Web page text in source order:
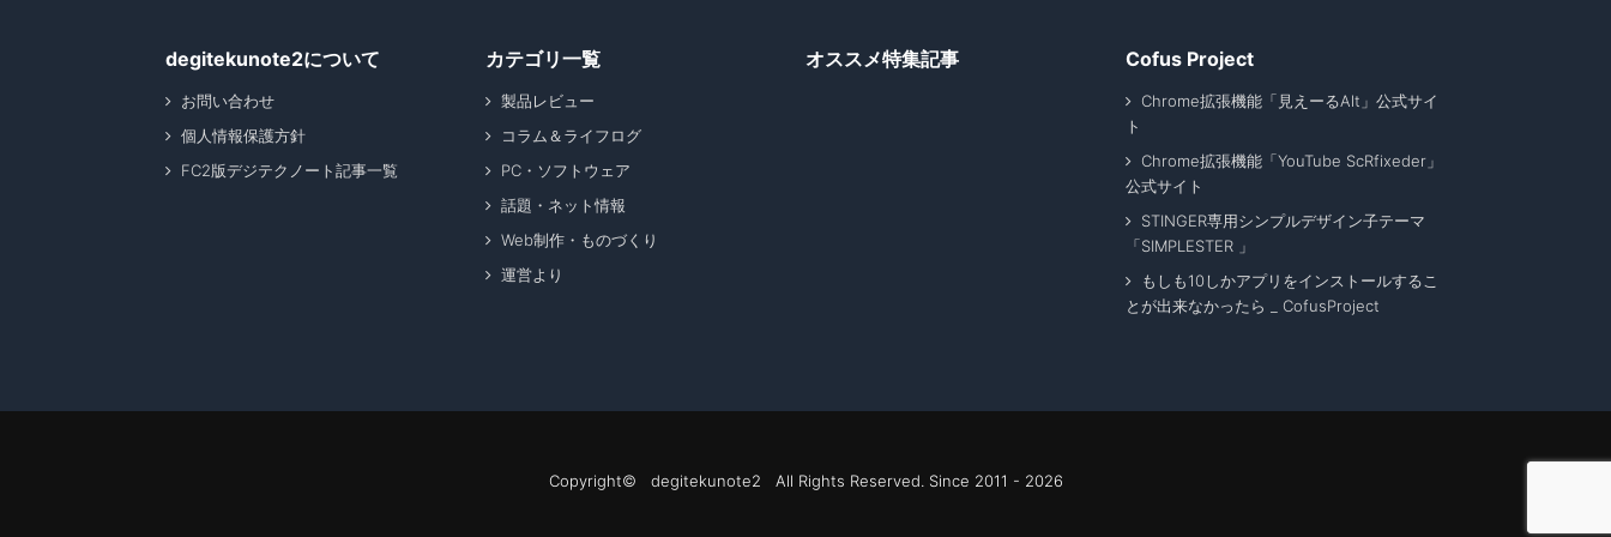
degitekunote2について
お問い合わせ
個人情報保護方針
FC2版デジテクノート記事一覧
カテゴリ一覧
製品レビュー
コラム＆ライフログ
PC・ソフトウェア
話題・ネット情報
Web制作・ものづくり
運営より
オススメ特集記事 Cofus Project
Chrome拡張機能「見えーるAlt」公式サイ
ト
Chrome拡張機能「YouTube ScRfixeder」
公式サイト
STINGER専用シンプルデザイン子テーマ
「SIMPLESTER 」
もしも10しかアプリをインストールするこ
とが出来なかったら _ CofusProject
Copyright© degitekunote2 All Rights Reserved. Since 2011 - 2026